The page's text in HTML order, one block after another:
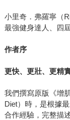
小里奇．弗羅寧（
最強健身達人、四
作者序
更快、更壯、更精
我們撰寫原版《增
Diet）時，是根據
合作經驗，完整描